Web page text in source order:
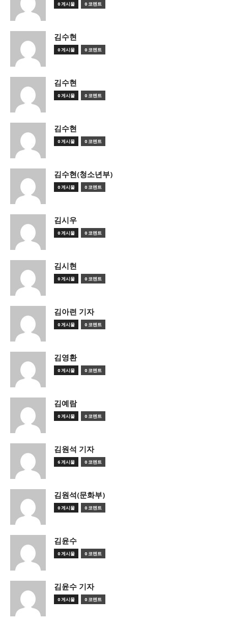
0 게시물 0 코멘트
김수현
0 게시물 0 코멘트
김수현
0 게시물 0 코멘트
김수현
0 게시물 0 코멘트
김수현(청소년부)
0 게시물 0 코멘트
김시우
0 게시물 0 코멘트
김시현
0 게시물 0 코멘트
김아련 기자
0 게시물 0 코멘트
김영환
0 게시물 0 코멘트
김예람
0 게시물 0 코멘트
김원석 기자
6 게시물 0 코멘트
김원석(문화부)
0 게시물 0 코멘트
김윤수
0 게시물 0 코멘트
김윤수 기자
0 게시물 0 코멘트